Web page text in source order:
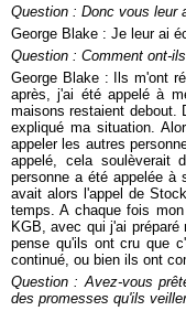
Question : Donc vous leur
George Blake : Je leur ai
Question : Comment ont-
George Blake : Ils m'ont
après, j'ai été appelé à
maisons restaient debout.
expliqué ma situation.
appeler les autres
appelé, cela soulèverait
personne a été appelée
avait alors l'appel de
temps. A chaque fois
KGB, avec qui j'ai
pense qu'ils ont cru que
continué, ou bien ils ont
Question : Avez-vous
des promesses qu'ils